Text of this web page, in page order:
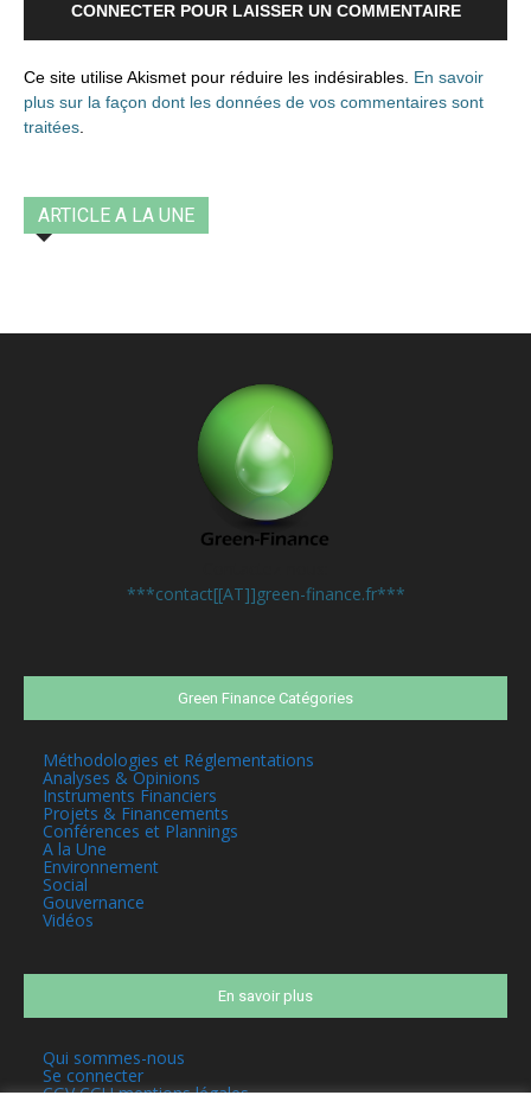
CONNECTER POUR LAISSER UN COMMENTAIRE
Ce site utilise Akismet pour réduire les indésirables. En savoir
plus sur la façon dont les données de vos commentaires sont
traitées
ARTICLE A LA UNE
***contact[[AT]]green-finance.fr***
Green Finance Catégories
Méthodologies et Réglementations
Analyses & Opinions
Instruments Financiers
Projets & Financements
Conférences et Plannings
A la Une
Environnement
Social
Gouvernance
Vidéos
En savoir plus
Qui sommes-nous
Se connecter
CGV CGU mentions légales